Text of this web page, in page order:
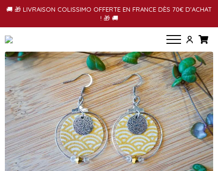
🚚 🎁 LIVRAISON COLISSIMO OFFERTE EN FRANCE DÈS 70€ D'ACHAT
! 🎁 🚚